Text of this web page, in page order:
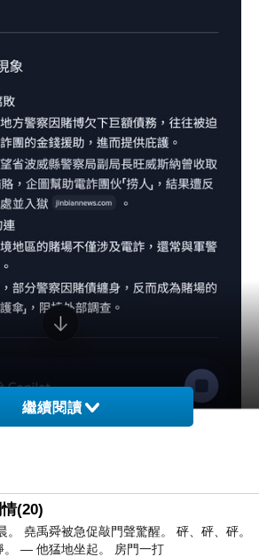
繼續閱讀
(20)
。 堯禹舜被急促敲門聲驚醒。 砰、砰、砰。
。 — 他猛地坐起。 房門一打